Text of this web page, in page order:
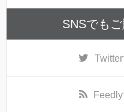
SNSでもご
Twitter
Feedly